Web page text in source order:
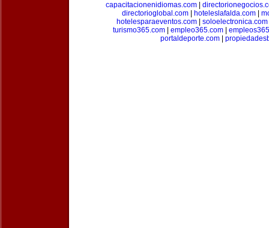
capacitacionenidiomas.com|
directorioglobal.com
hoteleslafalda.com
hotelesparaeventos.com
soloelectronica.com
turismo365.com| empleo365.com|
portaldeporte.com|